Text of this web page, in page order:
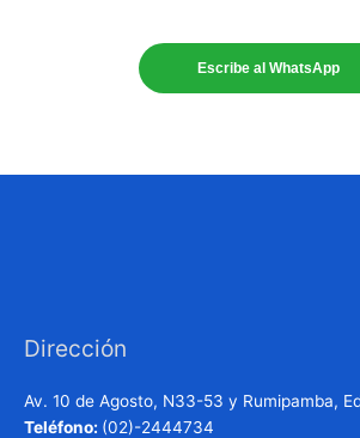
Escribe al WhatsApp
Dirección
Av. 10 de Agosto, N33-53 y Rumipamba,
Teléfono: (02)-2444734